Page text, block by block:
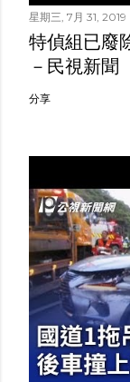
星期三, 7月 31, 2019
特偵組已廢
－民視新聞
分享